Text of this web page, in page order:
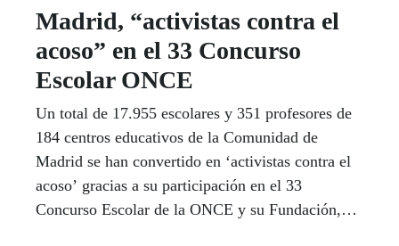
Madrid, “activistas contra el
acoso” en el 33 Concurso
Escolar ONCE
Un total de 17.955 escolares y 351 profesores de
184 centros educativos de la Comunidad de
Madrid se han convertido en ‘activistas contra el
acoso’ gracias a su participación en el 33
Concurso Escolar de la ONCE y su Fundación,